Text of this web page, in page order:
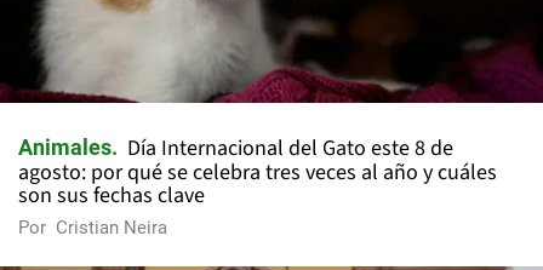
Animales
Día Internacional del Gato este 8 de
agosto: por qué se celebra tres veces al año y cuáles
son sus fechas clave
Por Cristian Neira